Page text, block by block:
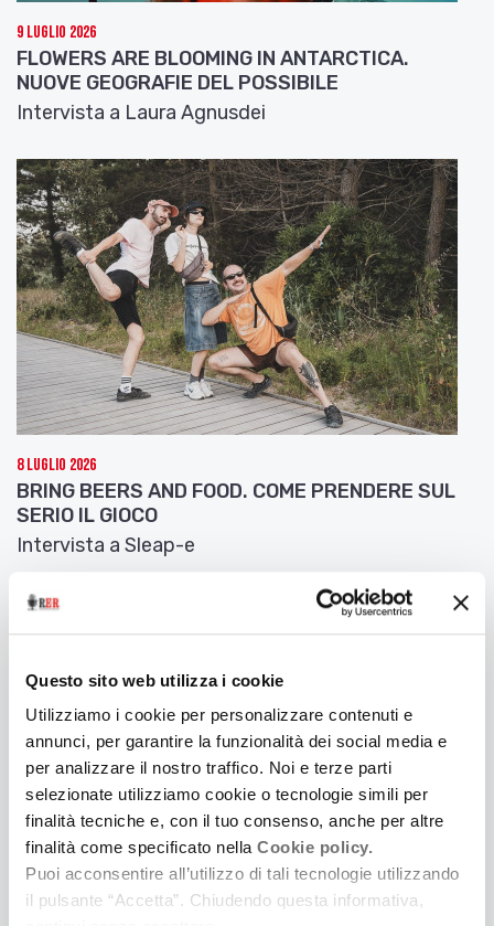
Questo sito web utilizza i cookie
Utilizziamo i cookie per personalizzare contenuti e
annunci, per garantire la funzionalità dei social media e
per analizzare il nostro traffico. Noi e terze parti
selezionate utilizziamo cookie o tecnologie simili per
finalità tecniche e, con il tuo consenso, anche per altre
finalità come specificato nella Cookie policy.
Puoi acconsentire all’utilizzo di tali tecnologie utilizzando
il pulsante “Accetta”. Chiudendo questa informativa,
9 Luglio 2026
FLOWERS ARE BLOOMING IN ANTARCTICA.
NUOVE GEOGRAFIE DEL POSSIBILE
Intervista a Laura Agnusdei
8 Luglio 2026
BRING BEERS AND FOOD. COME PRENDERE SUL
SERIO IL GIOCO
Intervista a Sleap-e
7 Luglio 2026